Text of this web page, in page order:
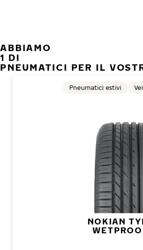
ABBIAMO
1 DI
PNEUMATICI PER IL
NOKIAN
Pneumatici estivi